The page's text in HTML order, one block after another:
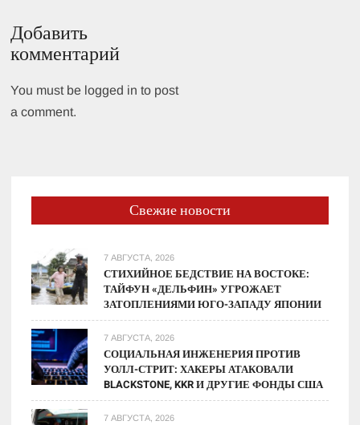
Добавить
комментарий
You must be logged in to post
a comment.
Свежие новости
7 АВГУСТА, 2026
СТИХИЙНОЕ БЕДСТВИЕ НА ВОСТОКЕ:
ТАЙФУН «ДЕЛЬФИН» УГРОЖАЕТ
ЗАТОПЛЕНИЯМИ ЮГО-ЗАПАДУ ЯПОНИИ
7 АВГУСТА, 2026
СОЦИАЛЬНАЯ ИНЖЕНЕРИЯ ПРОТИВ
УОЛЛ-СТРИТ: ХАКЕРЫ АТАКОВАЛИ
BLACKSTONE, KKR И ДРУГИЕ ФОНДЫ США
7 АВГУСТА, 2026